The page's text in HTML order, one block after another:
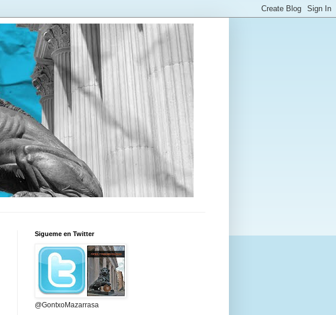
Sigueme en Twitter
@GontxoMazarrasa